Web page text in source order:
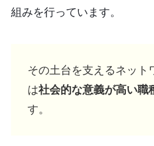
組みを行っています。
その土台を支えるネット
は社会的な意義が高い職
す。